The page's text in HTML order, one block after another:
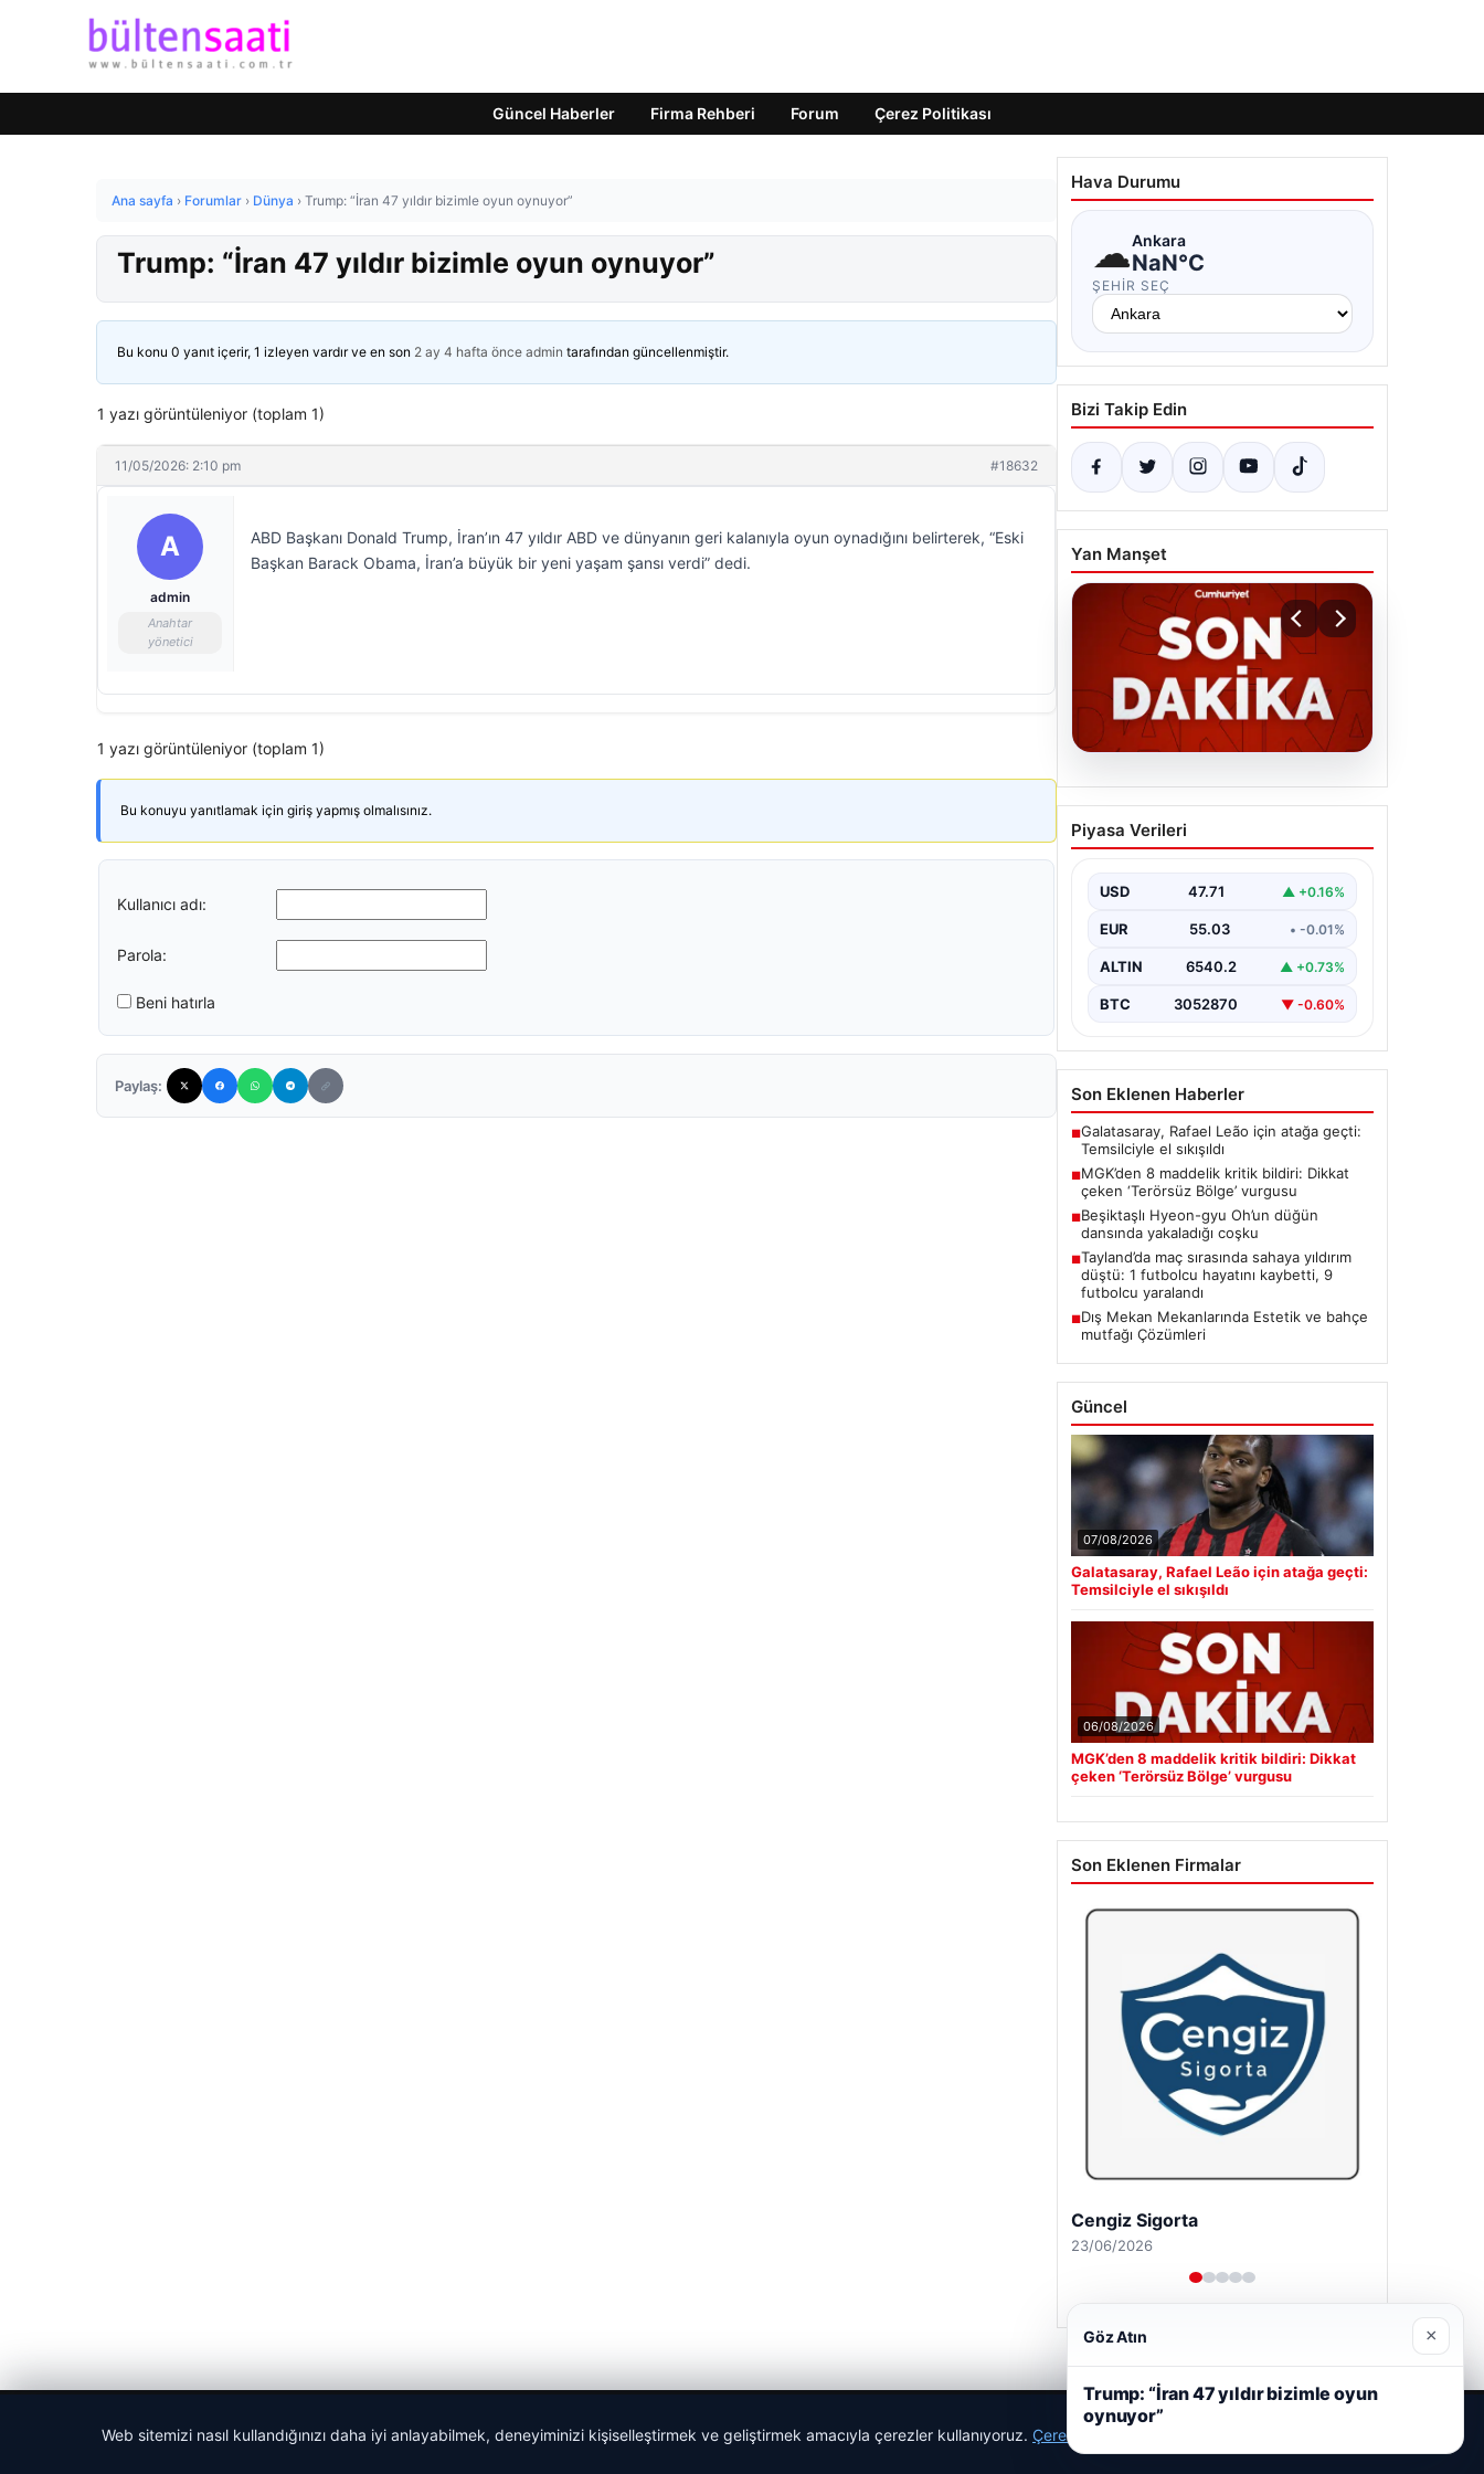
Güncel Haberler Firma Rehberi Forum Çerez Politikası
Ana sayfa › Forumlar › Dünya › Trump: “İran 47 yıldır bizimle oyun oynuyor”
Trump: “İran 47 yıldır bizimle oyun oynuyor”
Bu konu 0 yanıt içerir, 1 izleyen vardır ve en son 2 ay 4 hafta önce admin tarafından güncellenmiştir.
1 yazı görüntüleniyor (toplam 1)
11/05/2026: 2:10 pm #18632
A
admin
Anahtar
yönetici
ABD Başkanı Donald Trump, İran’ın 47 yıldır ABD ve dünyanın geri kalanıyla oyun oynadığını belirterek, “Eski
Başkan Barack Obama, İran’a büyük bir yeni yaşam şansı verdi” dedi.
1 yazı görüntüleniyor (toplam 1)
Bu konuyu yanıtlamak için giriş yapmış olmalısınız.
Kullanıcı adı:
Parola:
Beni hatırla
Paylaş:
Hava Durumu
☁Ankara
NaN°C
ŞEHIR SEÇ
Bizi Takip Edin
Yan Manşet
06.08.2026
MGK’den 8 maddelik kritik
bildiri: Dikkat çeken
Piyasa Verileri
USD 47.71 ▲ +0.16%
EUR 55.03 • -0.01%
ALTIN 6540.2 ▲ +0.73%
BTC 3052870 ▼ -0.60%
Son Eklenen Haberler
■Galatasaray, Rafael Leão için atağa geçti:
Temsilciyle el sıkışıldı
■MGK’den 8 maddelik kritik bildiri: Dikkat
çeken ‘Terörsüz Bölge’ vurgusu
■Beşiktaşlı Hyeon-gyu Oh’un düğün
dansında yakaladığı coşku
■Tayland’da maç sırasında sahaya yıldırım
düştü: 1 futbolcu hayatını kaybetti, 9
futbolcu yaralandı
■Dış Mekan Mekanlarında Estetik ve bahçe
mutfağı Çözümleri
Güncel
07/08/2026
Galatasaray, Rafael Leão için atağa geçti:
Temsilciyle el sıkışıldı
06/08/2026
MGK’den 8 maddelik kritik bildiri: Dikkat
çeken ‘Terörsüz Bölge’ vurgusu
Son Eklenen Firmalar
Cengiz Sigorta
23/06/2026
Web sitemizi nasıl kullandığınızı daha iyi anlayabilmek, deneyiminizi kişiselleştirmek ve geliştirmek amacıyla çerezler kullanıyoruz. Çerez Politikamız
Göz Atın ×
Trump: “İran 47 yıldır bizimle oyun
oynuyor”